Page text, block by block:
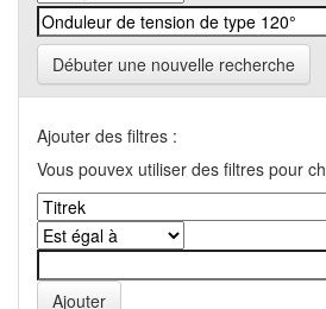
Débuter une nouvelle recherche
Ajouter des filtres :
Vous pouvex utiliser des filtres pour